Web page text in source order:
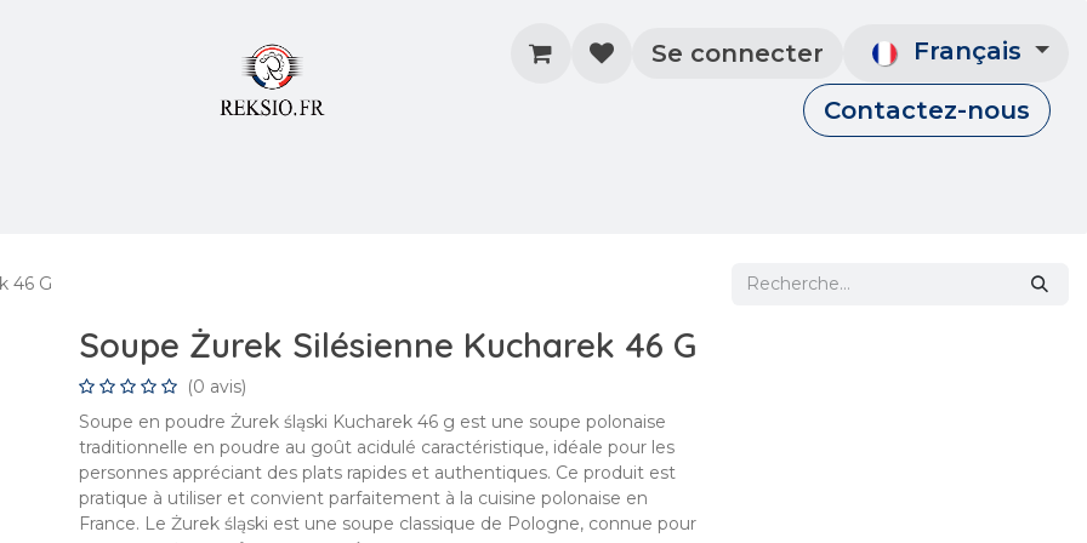
Se connecter Français
Contactez-nous
46 G
Soupe Żurek Silésienne Kucharek 46 G
(0 avis)
Soupe en poudre Żurek śląski Kucharek 46 g est une soupe polonaise
traditionnelle en poudre au goût acidulé caractéristique, idéale pour les
personnes appréciant des plats rapides et authentiques. Ce produit est
pratique à utiliser et convient parfaitement à la cuisine polonaise en
France. Le Żurek śląski est une soupe classique de Pologne, connue pour